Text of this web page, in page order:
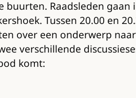
Raadsleden gaan
Tussen 20.00 en
over een onderwerp
verschillende
komt: